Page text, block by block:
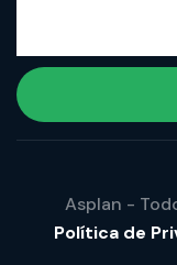
Asplan -
Política de